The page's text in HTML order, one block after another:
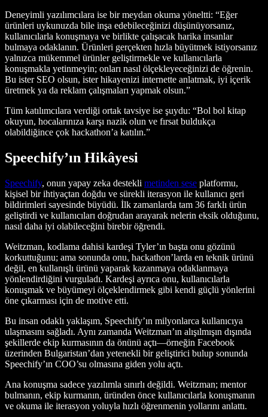
Deneyimli yazılımcılara ise bir meydan okuma yöneltti: “Eğer
ürünleri uykunuzda bile inşa edebileceğinizi düşünüyorsanız,
kullanıcılarla konuşmaya ve birlikte çalışacak harika insanlar
bulmaya odaklanın. Ürünleri gerçekten hızla büyütmek istiyorsanız
yalnızca mükemmel ürünler geliştirmekle ve kullanıcılarla
konuşmakla yetinmeyin; onları nasıl ölçekleyeceğinizi de öğrenin.
Bu ister SEO olsun, ister hikayenizi internette anlatmak, iyi içerik
üretmek ya da reklam çalışmaları yapmak olsun.”
Tüm katılımcılara verdiği ortak tavsiye ise şuydu: “Bol bol kitap
okuyun, hocalarınıza karşı nazik olun ve fırsat buldukça
olabildiğince çok hackathon’a katılın.”
Speechify’ın Hikâyesi
Speechify, onun yapay zeka destekli metinden sese platformu,
kişisel bir ihtiyaçtan doğdu ve sürekli iterasyon ile kullanıcı geri
bildirimleri sayesinde büyüdü. İlk zamanlarda tam 36 farklı ürün
geliştirdi ve kullanıcıları doğrudan arayarak nelerin eksik olduğunu,
nasıl daha iyi olabileceğini birebir öğrendi.
Weitzman, kodlama dahisi kardeşi Tyler’ın başta onu gözünü
korkuttuğunu; ama sonunda onu, hackathon’larda en teknik ürünü
değil, en kullanışlı ürünü yaparak kazanmaya odaklanmaya
yönlendirdiğini vurguladı. Kardeşi ayrıca onu, kullanıcılarla
konuşmak ve büyümeyi ölçeklendirmek gibi kendi güçlü yönlerini
öne çıkarması için de motive etti.
Bu insan odaklı yaklaşım, Speechify’ın milyonlarca kullanıcıya
ulaşmasını sağladı. Aynı zamanda Weitzman’ın alışılmışın dışında
şekillerde ekip kurmasının da önünü açtı—örneğin Facebook
üzerinden Bulgaristan’dan yetenekli bir geliştirici bulup sonunda
Speechify’ın COO’su olmasına giden yolu açtı.
Ana konuşma sadece yazılımla sınırlı değildi. Weitzman; mentor
bulmanın, ekip kurmanın, üründen önce kullanıcılarla konuşmanın
ve okuma ile iterasyon yoluyla hızlı öğrenmenin yollarını anlattı.